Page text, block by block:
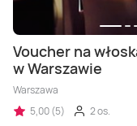
Voucher na
w Warszawie
Warszawa
5,00 (5)
2 os.